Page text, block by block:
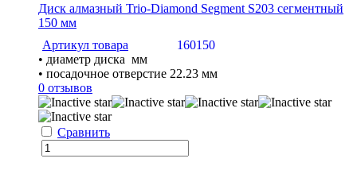
Диск алмазный Trio-Diamond Segment S203 сегментный
150 мм
Артикул товара
160150
• диаметр диска мм
• посадочное отверстие 22.23 мм
0 отзывов
Сравнить